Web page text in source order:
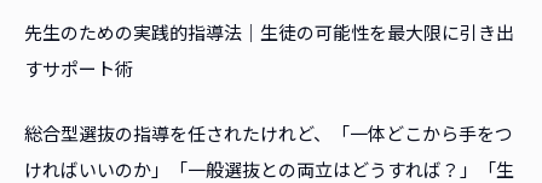
先生のための実践的指導法｜生徒の可能性を最大限に引き出
すサポート術
総合型選抜の指導を任されたけれど、「一体どこから手をつ
ければいいのか」「一般選抜との両立はどうすれば？」「生